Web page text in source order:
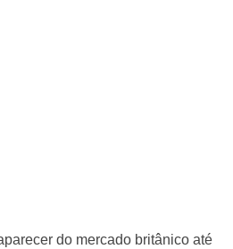
do mercado britânico até